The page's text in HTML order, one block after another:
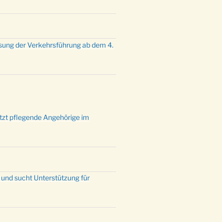
Uhr
der Verkehrsführung ab dem 4.
pflegende Angehörige im
sucht Unterstützung für